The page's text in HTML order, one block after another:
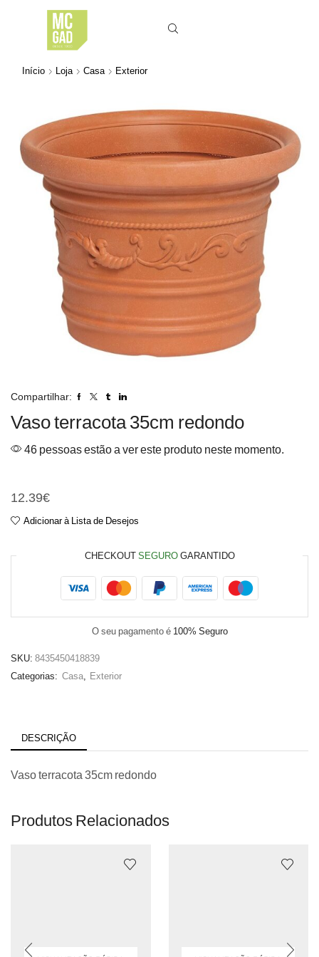
Início Loja Casa Exterior
Compartilhar:
Vaso terracota 35cm redondo
46 pessoas estão a ver este produto neste momento.
12.39€
Adicionar à Lista de Desejos
CHECKOUTSEGUROGARANTIDO
O seu pagamento é 100% Seguro
SKU: 8435450418839
Categorias: Casa, Exterior
DESCRIÇÃO
Vaso terracota 35cm redondo
Produtos Relacionados